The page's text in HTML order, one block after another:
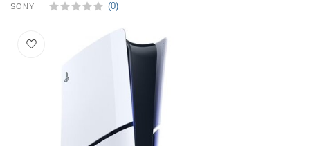
SONY (0)